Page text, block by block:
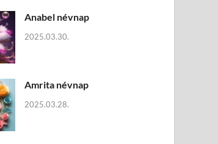
Anabel névnap
2025.03.30.
Amrita névnap
2025.03.28.